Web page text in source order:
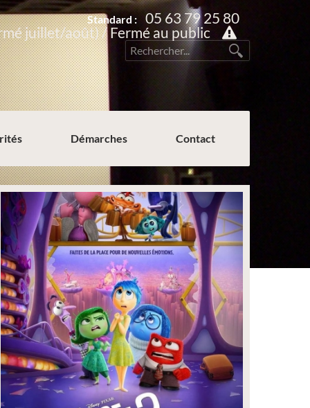
Standard : 05 63 79 25 80
juillet/août) / Fermé au public
Démarches Contact